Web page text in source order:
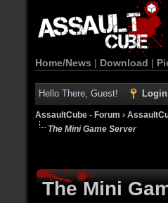
Home/News | Download |
Hello There, Guest! Login
AssaultCube - Forum ›
The Mini Game Server
The Mini